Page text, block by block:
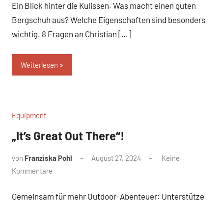
Ein Blick hinter die Kulissen. Was macht einen guten
Bergschuh aus? Welche Eigenschaften sind besonders
wichtig. 8 Fragen an Christian […]
Weiterlesen
Equipment
„It’s Great Out There“!
von Franziska Pohl August 27, 2024
Keine
Kommentare
Gemeinsam für mehr Outdoor-Abenteuer: Unterstütze